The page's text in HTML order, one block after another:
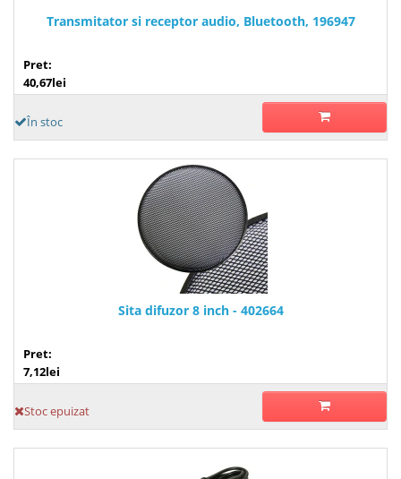
Transmitator si receptor audio, Bluetooth, 196947
Pret:
40,67lei
În stoc
Sita difuzor 8 inch - 402664
Pret:
7,12lei
Stoc epuizat